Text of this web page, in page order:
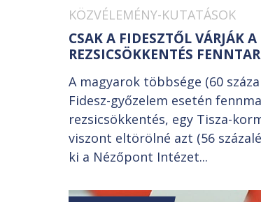
KÖZVÉLEMÉNY-KUTATÁSOK
CSAK A FIDESZTŐL VÁRJÁK A
REZSICSÖKKENTÉS
A magyarok többsége (60
Fidesz-győzelem esetén
rezsicsökkentés, egy Tisza-
viszont eltörölné azt (56
ki a Nézőpont Intézet...